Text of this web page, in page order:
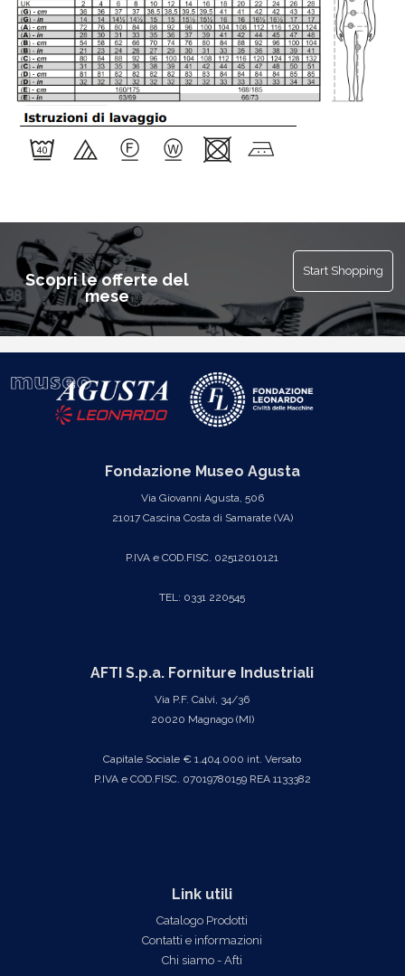
Scopri le offerte del
mese
Start Shopping
Fondazione Museo Agusta
Via Giovanni Agusta, 506
21017 Cascina Costa di Samarate (VA)
P.IVA e COD.FISC. 02512010121
TEL: 0331 220545
AFTI S.p.a. Forniture Industriali
Via P.F. Calvi, 34/36
20020 Magnago (MI)
Capitale Sociale € 1.404.000 int. Versato
P.IVA e COD.FISC. 07019780159 REA 1133382
Link utili
Catalogo Prodotti
Contatti e informazioni
Chi siamo - Afti